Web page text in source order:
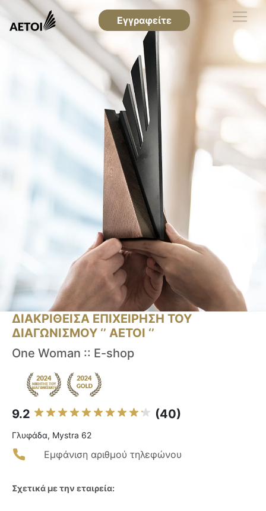
Εγγραφείτε
ΔΙΑΚΡΙΘΕΙΣΑ ΕΠΙΧΕΙΡΗΣΗ ΤΟΥ
ΔΙΑΓΩΝΙΣΜΟΥ ‘’ ΑΕΤΟΙ ‘’
One Woman :: E-shop
9.2 (40)
Γλυφάδα, Mystra 62
Εμφάνιση αριθμού τηλεφώνου
Σχετικά με την εταιρεία: